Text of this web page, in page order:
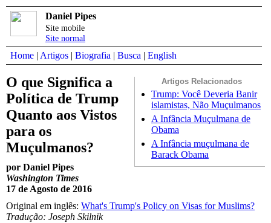
Daniel Pipes
Site mobile
Site normal
Home | Artigos | Biografia | Busca | English
Artigos Relacionados
Trump: Você Deveria Banir
islamistas, Não Muçulmanos
A Infância Muçulmana de
Obama
A Infância muçulmana de
Barack Obama
O que Significa a
Política de Trump
Quanto aos Vistos
para os
Muçulmanos?
por Daniel Pipes
Washington Times
17 de Agosto de 2016
Original em inglês: What's Trump's Policy on Visas for Muslims?
Tradução: Joseph Skilnik